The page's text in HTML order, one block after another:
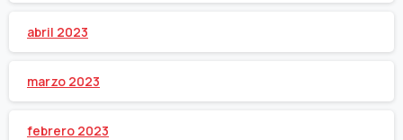
abril 2023
marzo 2023
febrero 2023